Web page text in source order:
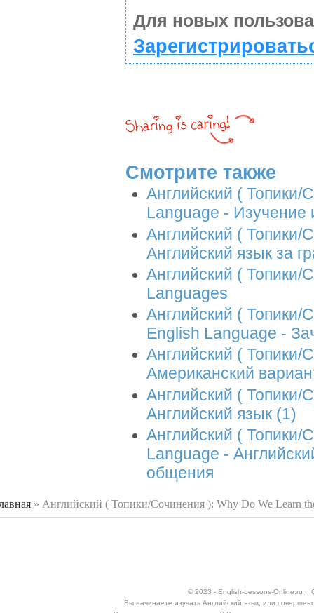
Для новых
Смотрите также
Английский (
Language - Изучение
Английский (
Английский язык за
Английский (
Languages
Английский (
English Language -
Английский ( Топики/
Американский
Английский (
Английский язык (1)
Английский (
Language -
общения
» Английский ( Топики/Сочинения ): Why Do We Learn
© 2023 - English-Lessons-Online.ru ::
Вы начинаете изучать Английский язык, или